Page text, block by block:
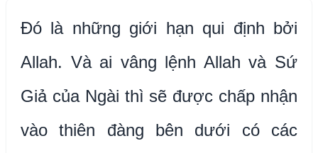
Đó là những giới hạn qui định bởi
Allah. Và ai vâng lệnh Allah và Sứ
Giả của Ngài thì sẽ được chấp nhận
vào thiên đàng bên dưới có các